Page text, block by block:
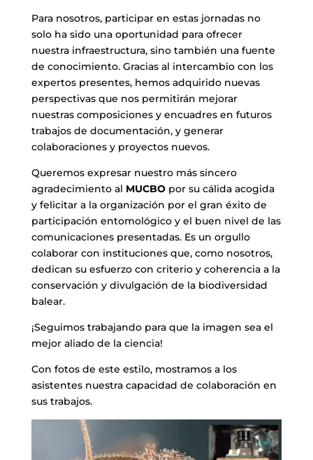
Para nosotros, participar en estas jornadas no
solo ha sido una oportunidad para ofrecer
nuestra infraestructura, sino también una fuente
de conocimiento. Gracias al intercambio con los
expertos presentes, hemos adquirido nuevas
perspectivas que nos permitirán mejorar
nuestras composiciones y encuadres en futuros
trabajos de documentación, y generar
colaboraciones y proyectos nuevos.
Queremos expresar nuestro más sincero
agradecimiento al MUCBOpor su cálida acogida
y felicitar a la organización por el gran éxito de
participación entomológico y el buen nivel de las
comunicaciones presentadas. Es un orgullo
colaborar con instituciones que, como nosotros,
dedican su esfuerzo con criterio y coherencia a la
conservación y divulgación de la biodiversidad
balear.
¡Seguimos trabajando para que la imagen sea el
mejor aliado de la ciencia!
Con fotos de este estilo, mostramos a los
asistentes nuestra capacidad de colaboración en
sus trabajos.